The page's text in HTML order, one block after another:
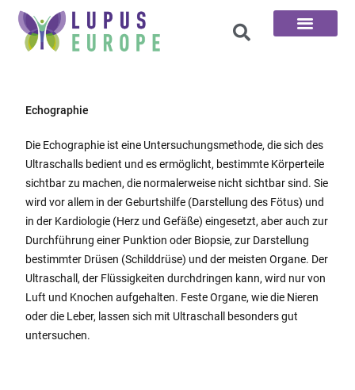
Echographie
Die Echographie ist eine Untersuchungsmethode, die sich des
Ultraschalls bedient und es ermöglicht, bestimmte Körperteile
sichtbar zu machen, die normalerweise nicht sichtbar sind. Sie
wird vor allem in der Geburtshilfe (Darstellung des Fötus) und
in der Kardiologie (Herz und Gefäße) eingesetzt, aber auch zur
Durchführung einer Punktion oder Biopsie, zur Darstellung
bestimmter Drüsen (Schilddrüse) und der meisten Organe. Der
Ultraschall, der Flüssigkeiten durchdringen kann, wird nur von
Luft und Knochen aufgehalten. Feste Organe, wie die Nieren
oder die Leber, lassen sich mit Ultraschall besonders gut
untersuchen.